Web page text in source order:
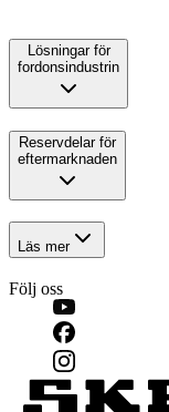
Lösningar för
fordonsindustrin
Reservdelar för
eftermarknaden
Läs mer
Följ oss